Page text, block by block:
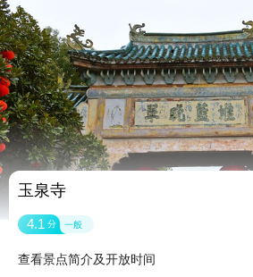
玉泉寺
4.1 分 一般
查看景点简介及开放时间
